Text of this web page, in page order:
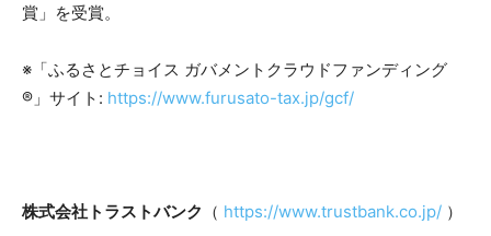
賞」を受賞。
※「ふるさとチョイス ガバメントクラウドファンディング
®」サイト: https://www.furusato-tax.jp/gcf/
株式会社トラストバンク （ https://www.trustbank.co.jp/ ）